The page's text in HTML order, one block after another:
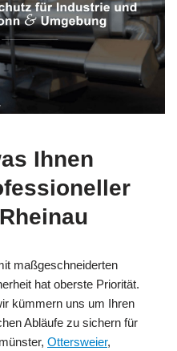
Ihnen
maßgeschneiderten
hat oberste Priorität.
kümmern uns um Ihren
Abläufe zu sichern für
Ottersweier,